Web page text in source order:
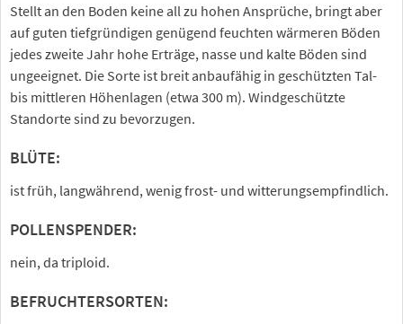
Stellt an den Boden keine all zu hohen Ansprüche, bringt aber
auf guten tiefgründigen genügend feuchten wärmeren Böden
jedes zweite Jahr hohe Erträge, nasse und kalte Böden sind
ungeeignet. Die Sorte ist breit anbaufähig in geschützten Tal-
bis mittleren Höhenlagen (etwa 300 m). Windgeschützte
Standorte sind zu bevorzugen.
BLÜTE:
ist früh, langwährend, wenig frost- und witterungsempfindlich.
POLLENSPENDER:
nein, da triploid.
BEFRUCHTERSORTEN: